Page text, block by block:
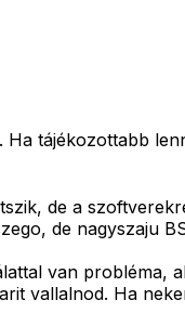
tájékozottabb
de a
de nagyszaju
van probléma,
vallalnod. Ha